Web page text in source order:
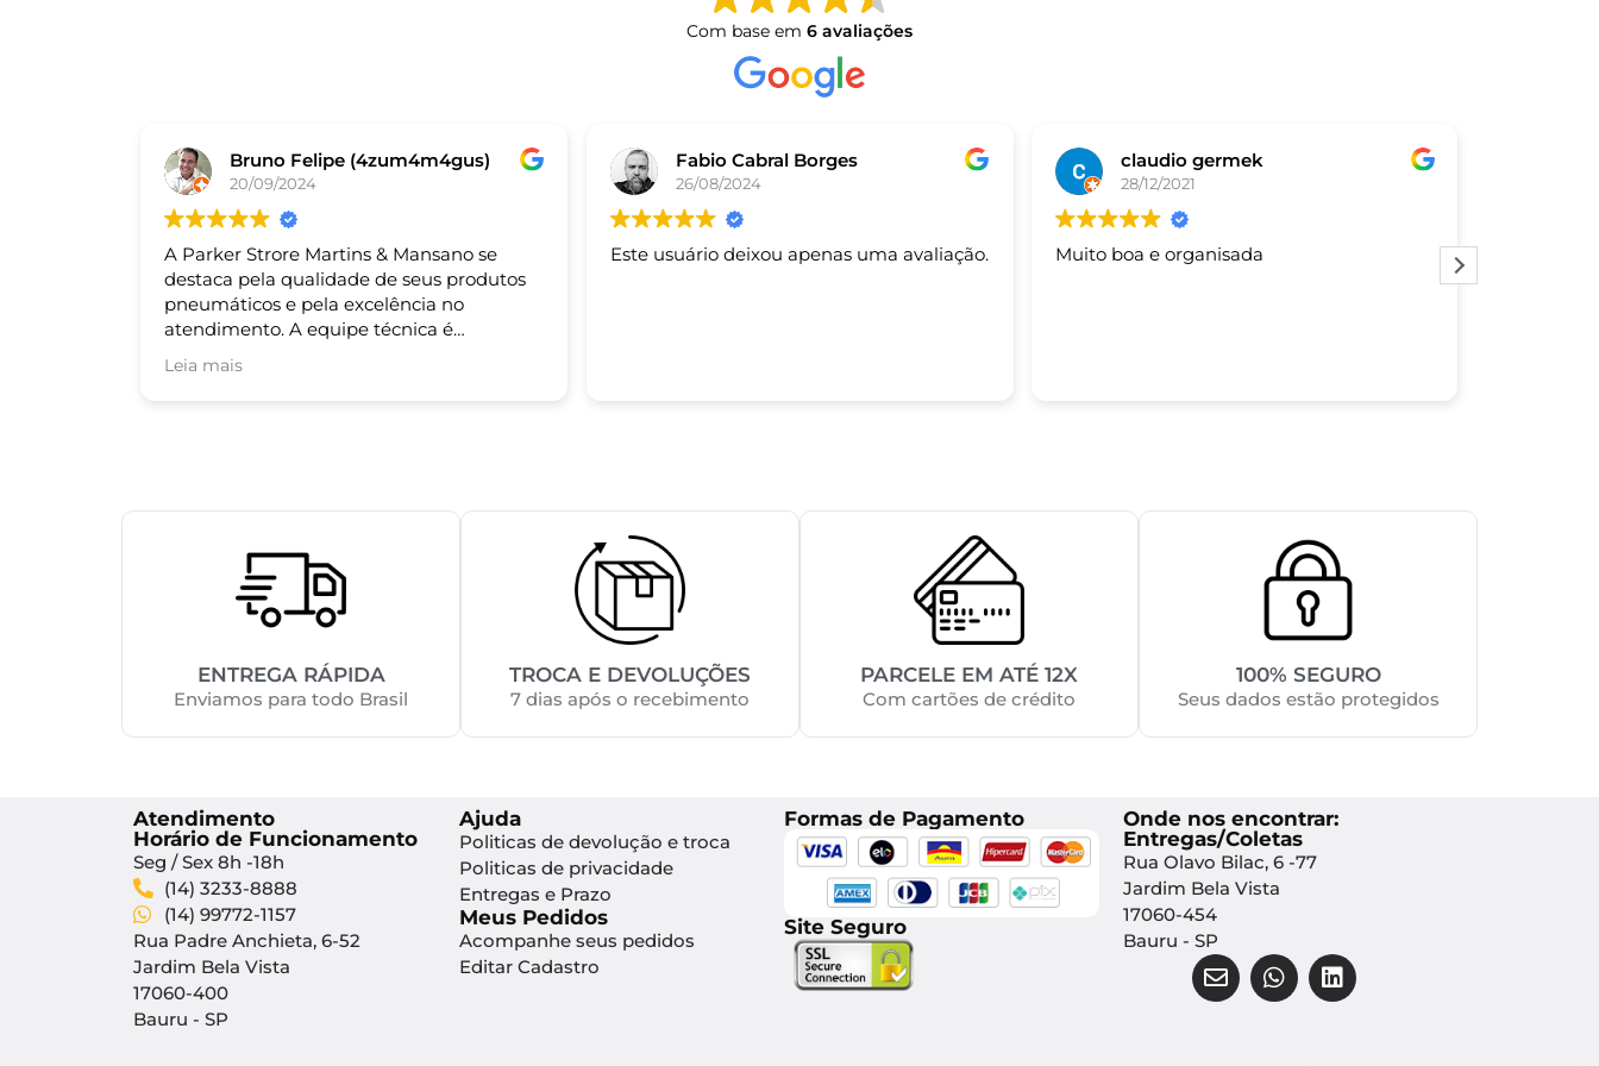
Com base em 6 avaliações
Bruno Felipe (4zum4m4gus)
20/09/2024
A Parker Strore Martins & Mansano se
destaca pela qualidade de seus produtos
pneumáticos e pela excelência no
atendimento. A equipe técnica é
altamente qualificada e sempre pronta
para auxiliar nas necessidades dos clientes.
Leia mais
Fabio Cabral Borges
26/08/2024
Este usuário deixou apenas uma avaliação.
claudio germek
28/12/2021
Muito boa e organisada
ENTREGA RÁPIDA
Enviamos para todo Brasil
TROCA E DEVOLUÇÕES
7 dias após o recebimento
PARCELE EM ATÉ 12X
Com cartões de crédito
100% SEGURO
Seus dados estão protegidos
Atendimento
Horário de Funcionamento
Seg / Sex 8h -18h
(14) 3233-8888
(14) 99772-1157
Rua Padre Anchieta, 6-52
Jardim Bela Vista
17060-400
Bauru - SP
Ajuda
Politicas de devolução e troca
Politicas de privacidade
Entregas e Prazo
Meus Pedidos
Acompanhe seus pedidos
Editar Cadastro
Formas de Pagamento
Site Seguro
Onde nos encontrar:
Entregas/Coletas
Rua Olavo Bilac, 6 -77
Jardim Bela Vista
17060-454
Bauru - SP